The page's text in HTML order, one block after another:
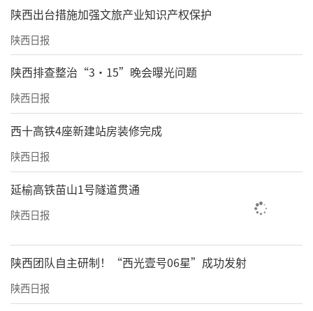
​陕西出台措施加强文旅产业知识产权保护
陕西日报
陕西排查整治“3·15”晚会曝光问题
陕西日报
西十高铁4座新建站房装修完成
陕西日报
延榆高铁苗山1号隧道贯通
陕西日报
陕西团队自主研制！“西光壹号06星”成功发射
陕西日报